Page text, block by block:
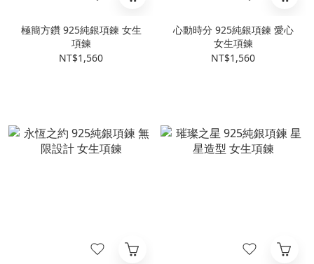
極簡方鑽 925純銀項鍊 女生
項鍊
NT$1,560
心動時分 925純銀項鍊 愛心
女生項鍊
NT$1,560